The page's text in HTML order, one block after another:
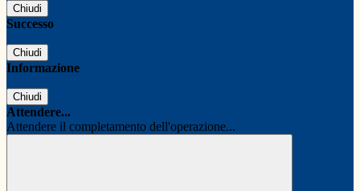
Chiudi
Successo
Chiudi
Informazione
Chiudi
Attendere...
Attendere il completamento dell'operazione...